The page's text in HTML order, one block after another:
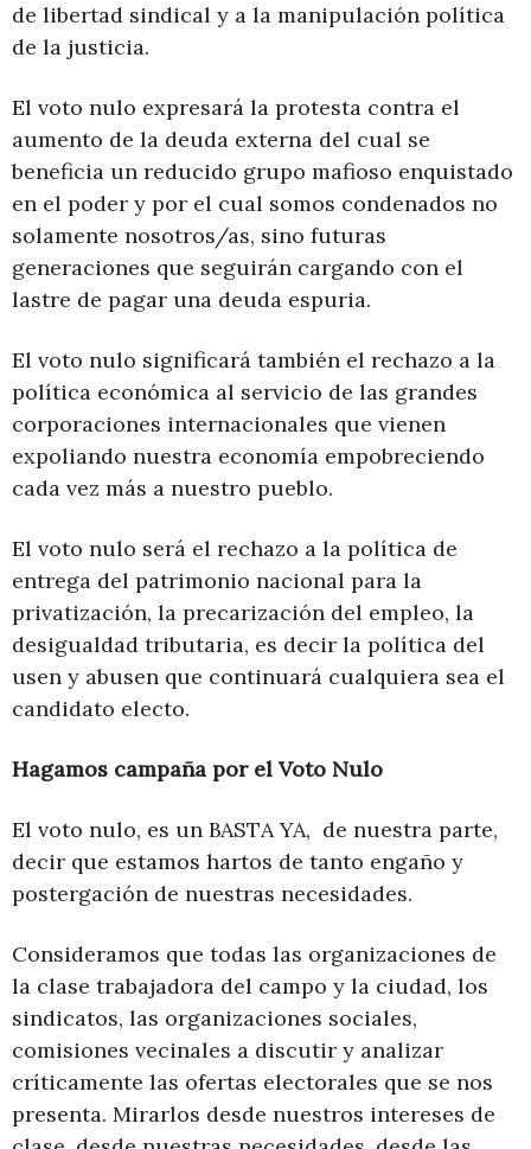
de libertad sindical y a la manipulación política
de la justicia.
El voto nulo expresará la protesta contra el
aumento de la deuda externa del cual se
beneficia un reducido grupo mafioso enquistado
en el poder y por el cual somos condenados no
solamente nosotros/as, sino futuras
generaciones que seguirán cargando con el
lastre de pagar una deuda espuria.
El voto nulo significará también el rechazo a la
política económica al servicio de las grandes
corporaciones internacionales que vienen
expoliando nuestra economía empobreciendo
cada vez más a nuestro pueblo.
El voto nulo será el rechazo a la política de
entrega del patrimonio nacional para la
privatización, la precarización del empleo, la
desigualdad tributaria, es decir la política del
usen y abusen que continuará cualquiera sea el
candidato electo.
Hagamos campaña por el Voto Nulo
El voto nulo, es un BASTA YA, de nuestra parte,
decir que estamos hartos de tanto engaño y
postergación de nuestras necesidades.
Consideramos que todas las organizaciones de
la clase trabajadora del campo y la ciudad, los
sindicatos, las organizaciones sociales,
comisiones vecinales a discutir y analizar
críticamente las ofertas electorales que se nos
presenta. Mirarlos desde nuestros intereses de